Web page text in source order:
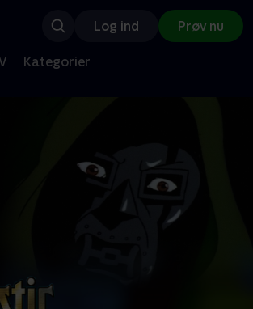
Log ind Prøv nu
Kategorier